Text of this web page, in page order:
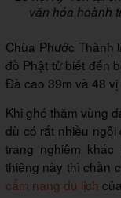
văn hóa hoành
Chùa Phước Thành
đồ Phật tử biết đến
Đà cao 39m và 48 vị
Khi ghé thăm vùng
dù có rất nhiều
trang nghiêm
thiêng này thì chần
cẩm nang du lịch